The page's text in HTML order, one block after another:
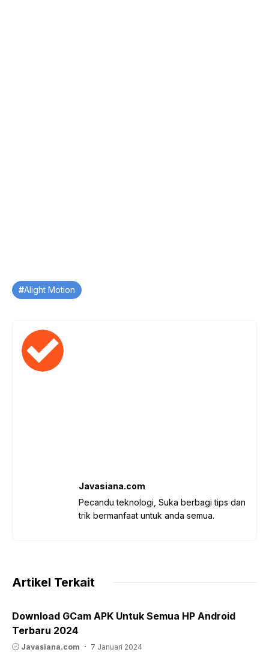
TagAlight Motion
Javasiana.com
Pecandu teknologi, Suka berbagi tips dan
trik bermanfaat untuk anda semua.
Artikel Terkait
Download GCam APK Untuk Semua HP Android
Terbaru 2024
Javasiana.com 7 Januari 2024